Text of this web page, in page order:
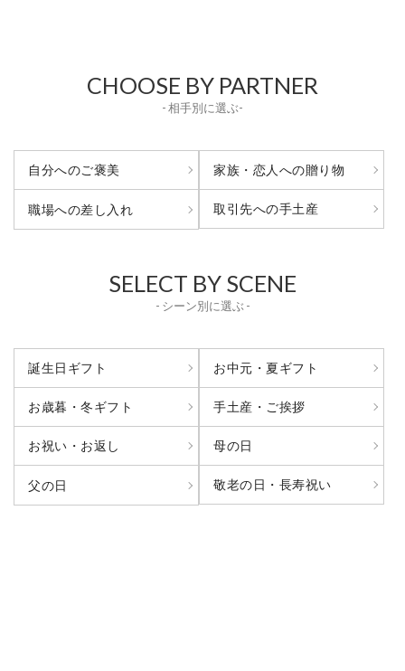
CHOOSE BY PARTNER
- 相手別に選ぶ-
自分へのご褒美 家族・恋人への贈り物
職場への差し入れ 取引先への手土産
SELECT BY SCENE
- シーン別に選ぶ -
誕生日ギフト お中元・夏ギフト
お歳暮・冬ギフト 手土産・ご挨拶
お祝い・お返し 母の日
父の日 敬老の日・長寿祝い